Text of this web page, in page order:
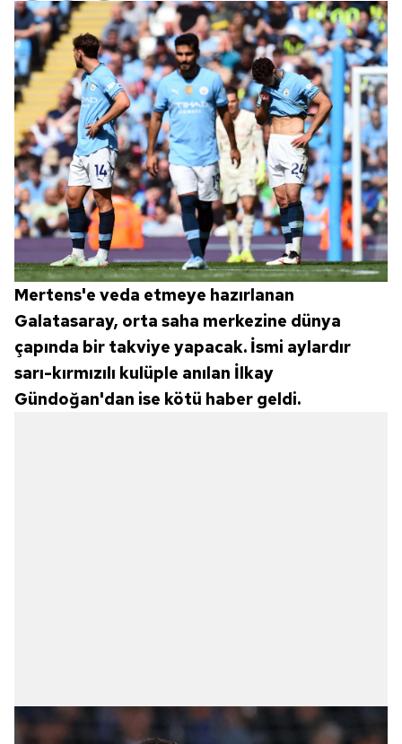
Mertens'e veda etmeye hazırlanan
Galatasaray, orta saha merkezine dünya
çapında bir takviye yapacak. İsmi aylardır
sarı-kırmızılı kulüple anılan İlkay
Gündoğan'dan ise kötü haber geldi.